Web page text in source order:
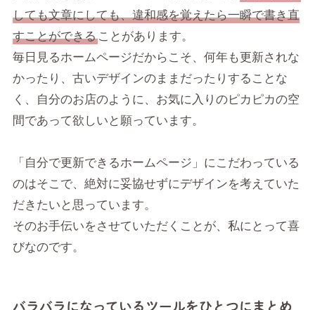
しても文章にしても、違和感を覚えたら一瞬で書き直
すことができることがあります。
毎日見るホームページだからこそ、何年も更新されな
かったり、古いデザインのままだったりすることな
く、自分のお店のように、お気に入りのピカピカの空
間であって欲しいと願っています。
「自分で更新できるホームページ」にこだわっている
のはそこで、絶対に妥協せずにデザインを考えていた
だきたいと思っています。
そのお手伝いをさせていただくことが、私にとって喜
びなのです。
バラバラになっているツールをひとつにまとめ